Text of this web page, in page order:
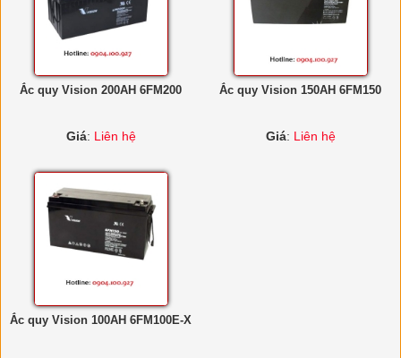
Ắc quy Vision 200AH 6FM200
Giá: Liên hệ
Ắc quy Vision 150AH 6FM150
Giá: Liên hệ
Ắc quy Vision 100AH 6FM100E-X